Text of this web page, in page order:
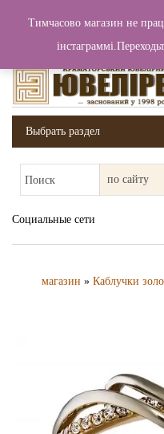
Вход / Регистрация
Выбрать раздел
Поиск
Социальные сети
магазин » Каблучки
Тимчасово магазин не